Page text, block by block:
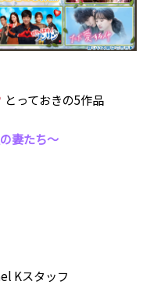
とっておきの5作品
妻たち〜
Kスタッフ